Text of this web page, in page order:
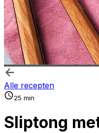
Alle recepten
25 min
Sliptong